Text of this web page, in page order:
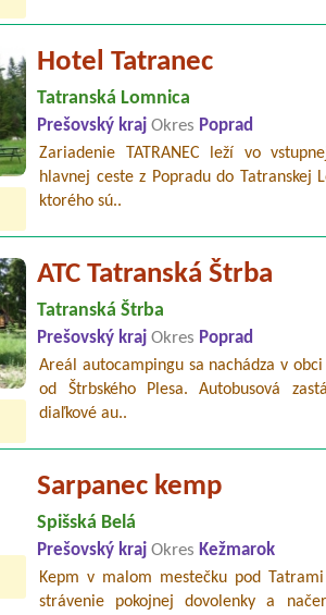
Hotel Tatranec
Tatranská Lomnica
Prešovský krajOkres Poprad
Zariadenie TATRANEC leží vo
hlavnej ceste z Popradu do Tatranskej
ktorého sú..
ATC Tatranská Štrba
Tatranská Štrba
Prešovský krajOkres Poprad
Areál autocampingu sa nachádza v
od Štrbského Plesa. Autobusová
diaľkové au..
Sarpanec kemp
Spišská Belá
Prešovský krajOkres Kežmarok
Kepm v malom mestečku pod
strávenie pokojnej dovolenky a